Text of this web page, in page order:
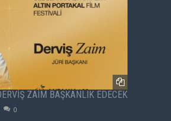
ZAİM BAŞKANLIK EDECEK
0